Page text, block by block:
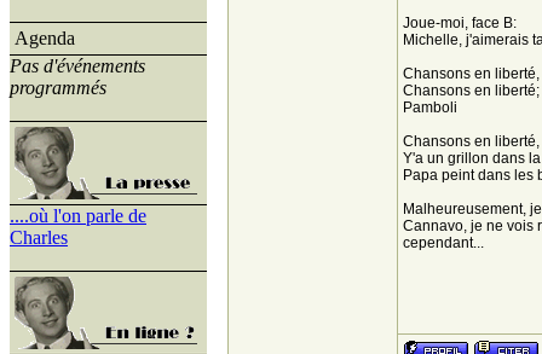
Agenda
Pas d'événements
programmés
....où l'on parle de
Charles
Joue-moi, face B:
Michelle, j'aimerais
Chansons en liberté,
Chansons en
Pamboli
Chansons en liberté,
Y'a un grillon dans
Papa peint dans les
Malheureusement,
Cannavo, je ne vois
cependant...